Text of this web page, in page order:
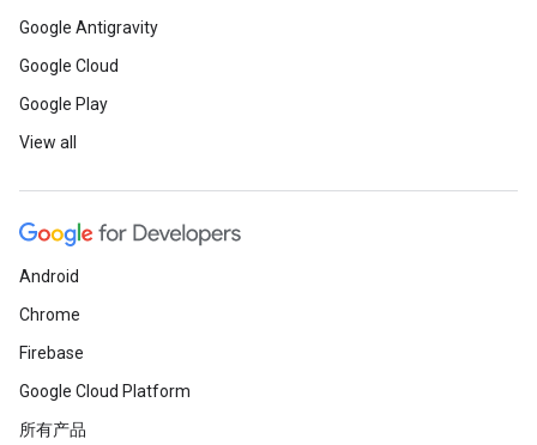
Google Antigravity
Google Cloud
Google Play
View all
Android
Chrome
Firebase
Google Cloud Platform
所有产品